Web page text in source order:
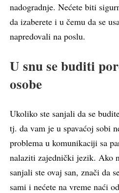
nadogradnje. Nećete biti
da izaberete i u čemu da se
napredovali na poslu.
U snu se buditi
osobe
Ukoliko ste sanjali da se
tj. da vam je u spavaćoj sobi
problema u komunikaciji sa
nalaziti zajednički jezik. Ako
sanjali ste ovaj san, znači da
sami i nećete na vreme naći